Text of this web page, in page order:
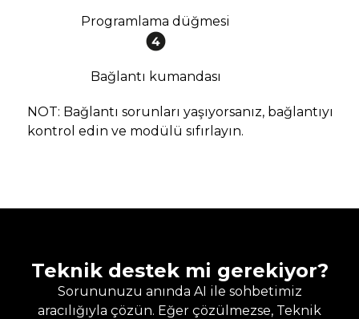
Programlama düğmesi
Bağlantı kumandası
NOT: Bağlantı sorunları yaşıyorsanız, bağlantıyı
kontrol edin ve modülü sıfırlayın.
Teknik destek mi gerekiyor?
Sorununuzu anında AI ile sohbetimiz
aracılığıyla çözün. Eğer çözülmezse, Teknik